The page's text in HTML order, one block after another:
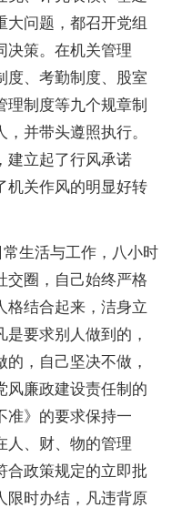
大问题，都召开党组
决策。在机关管理
度、考勤制度、股室
理制度等九个规章制
并带头遵照执行。
建立起了行风承诺
机关作风的明显好转
生活与工作，八小时
交圈，自己始终严格
格结合起来，洁身立
要求别人做到的，
，自己坚决不做，
风廉政建设责任制的
准》的要求保持一
人、财、物的管理
合政策规定的立即批
限时办结，凡违背原